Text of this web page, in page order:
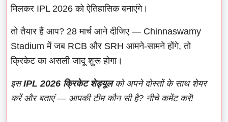
मिलकर IPL 2026 को ऐतिहासिक बनाएंगे।
तो तैयार हैं आप? 28 मार्च आने दीजिए — Chinnaswamy
Stadium में जब RCB और SRH आमने-सामने होंगे, तो
क्रिकेट का असली जादू शुरू होगा।
इसIPL 2026 क्रिकेट शेड्यूलको अपने दोस्तों के साथ शेयर
करें और बताएं — आपकी टीम कौन सी है? नीचे कमेंट करें!